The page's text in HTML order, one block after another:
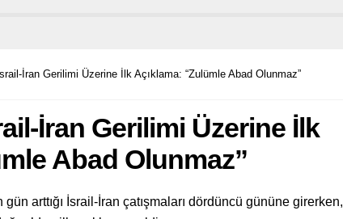
İran Gerilimi Üzerine İlk Açıklama: “Zulümle Abad Olunmaz”
İran Gerilimi Üzerine İlk
Abad Olunmaz”
arttığı İsrail-İran çatışmaları dördüncü gününe girerken,